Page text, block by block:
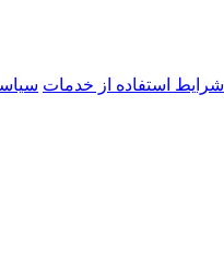
شرایط استفاده از خدمات